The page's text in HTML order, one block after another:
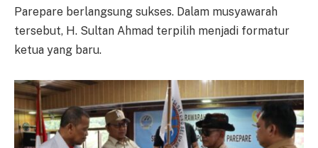
Parepare berlangsung sukses. Dalam musyawarah
tersebut, H. Sultan Ahmad terpilih menjadi formatur
ketua yang baru.